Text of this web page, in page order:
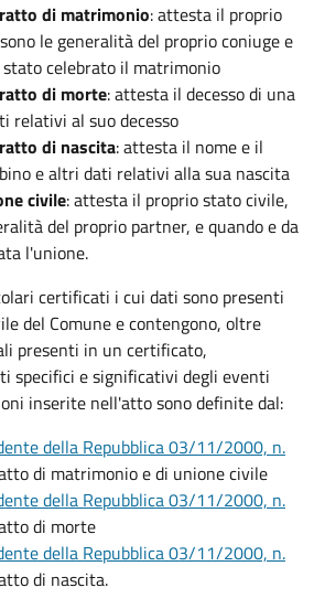
di matrimonio: attesta il proprio
le generalità del proprio coniuge e
stato celebrato il matrimonio
di morte: attesta il decesso di una
relativi al suo decesso
di nascita: attesta il nome e il
e altri dati relativi alla sua nascita
civile: attesta il proprio stato civile,
del proprio partner, e quando e da
l'unione.
certificati i cui dati sono presenti
del Comune e contengono, oltre
presenti in un certificato,
specifici e significativi degli eventi
inserite nell'atto sono definite dal:
della Repubblica 03/11/2000, n.
di matrimonio e di unione civile
della Repubblica 03/11/2000, n.
di morte
della Repubblica 03/11/2000, n.
di nascita.